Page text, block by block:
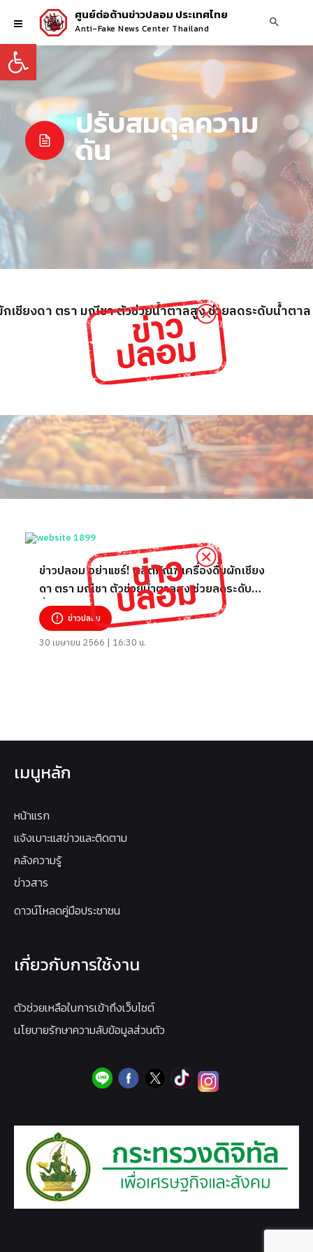
Open toolbar
ศูนย์ต่อต้านข่าวปลอม ประเทศไทย
Anti-Fake News Center Thailand
ปรับสมดุลความ
ดัน
ชียงดา ตรา มณีชา ตัวช่วยน้ำตาลสูง ช่วยลดระดับน้ำตา
ข่าวปลอม อย่าแชร์! ผลิตภัณฑ์เครื่องดื่มผักเชียง
ดา ตรา มณีชา ตัวช่วยน้ำตาลสูง ช่วยลดระดับ
น้ำตาล ปรับสมดุลความดันให้เป็นปกติได้ และลดไข
มันสะสมได้
ข่าวปลอม
30 เมษายน 2566 | 16:30 น.
เมนูหลัก
หน้าแรก
แจ้งเบาะแสข่าวและติดตาม
คลังความรู้
ข่าวสาร
ดาวน์โหลดคู่มือประชาชน
เกี่ยวกับการใช้งาน
ตัวช่วยเหลือในการเข้าถึงเว็บไซต์
นโยบายรักษาความลับข้อมูลส่วนตัว